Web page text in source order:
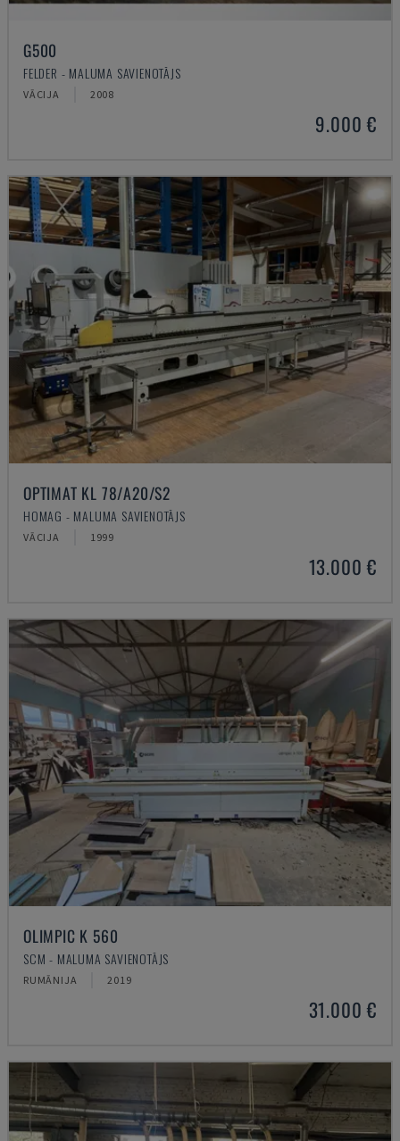
G500
FELDER - MALUMA SAVIENOTĀJS
VĀCIJA 2008
9.000 €
OPTIMAT KL 78/A20/S2
HOMAG - MALUMA SAVIENOTĀJS
VĀCIJA 1999
13.000 €
OLIMPIC K 560
SCM - MALUMA SAVIENOTĀJS
RUMĀNIJA 2019
31.000 €